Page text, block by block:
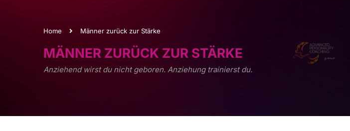
Home Männer zurück zur Stärke
MÄNNER ZURÜCK ZUR STÄRKE
Anziehend wirst du nicht geboren. Anziehung trainierst du.